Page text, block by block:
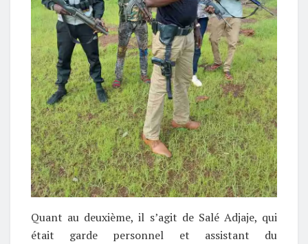
Quant au deuxième, il s’agit de Salé Adjaje, qui
était garde personnel et assistant du